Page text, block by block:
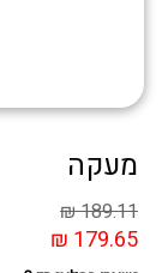
מעקה
189.11
₪
179.65
₪